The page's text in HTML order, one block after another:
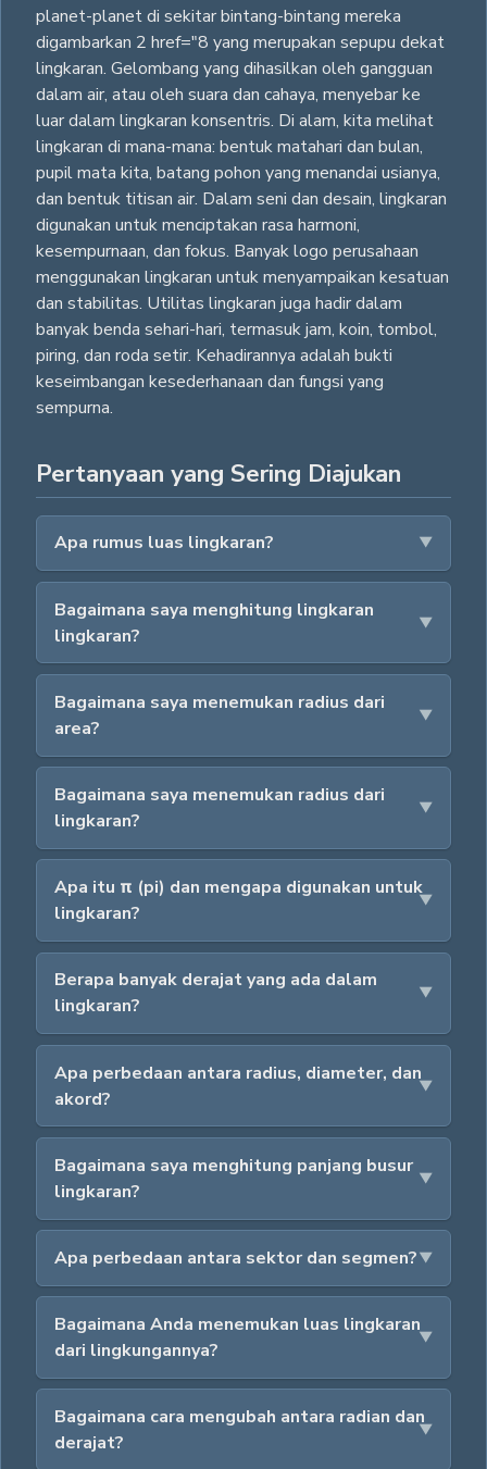
planet-planet di sekitar bintang-bintang mereka
digambarkan 2 href="8 yang merupakan sepupu dekat
lingkaran. Gelombang yang dihasilkan oleh gangguan
dalam air, atau oleh suara dan cahaya, menyebar ke
luar dalam lingkaran konsentris. Di alam, kita melihat
lingkaran di mana-mana: bentuk matahari dan bulan,
pupil mata kita, batang pohon yang menandai usianya,
dan bentuk titisan air. Dalam seni dan desain, lingkaran
digunakan untuk menciptakan rasa harmoni,
kesempurnaan, dan fokus. Banyak logo perusahaan
menggunakan lingkaran untuk menyampaikan kesatuan
dan stabilitas. Utilitas lingkaran juga hadir dalam
banyak benda sehari-hari, termasuk jam, koin, tombol,
piring, dan roda setir. Kehadirannya adalah bukti
keseimbangan kesederhanaan dan fungsi yang
sempurna.
Pertanyaan yang Sering Diajukan
Apa rumus luas lingkaran?
Bagaimana saya menghitung lingkaran
lingkaran?
Bagaimana saya menemukan radius dari
area?
Bagaimana saya menemukan radius dari
lingkaran?
Apa itu π (pi) dan mengapa digunakan untuk
lingkaran?
Berapa banyak derajat yang ada dalam
lingkaran?
Apa perbedaan antara radius, diameter, dan
akord?
Bagaimana saya menghitung panjang busur
lingkaran?
Apa perbedaan antara sektor dan segmen?
Bagaimana Anda menemukan luas lingkaran
dari lingkungannya?
Bagaimana cara mengubah antara radian dan
derajat?